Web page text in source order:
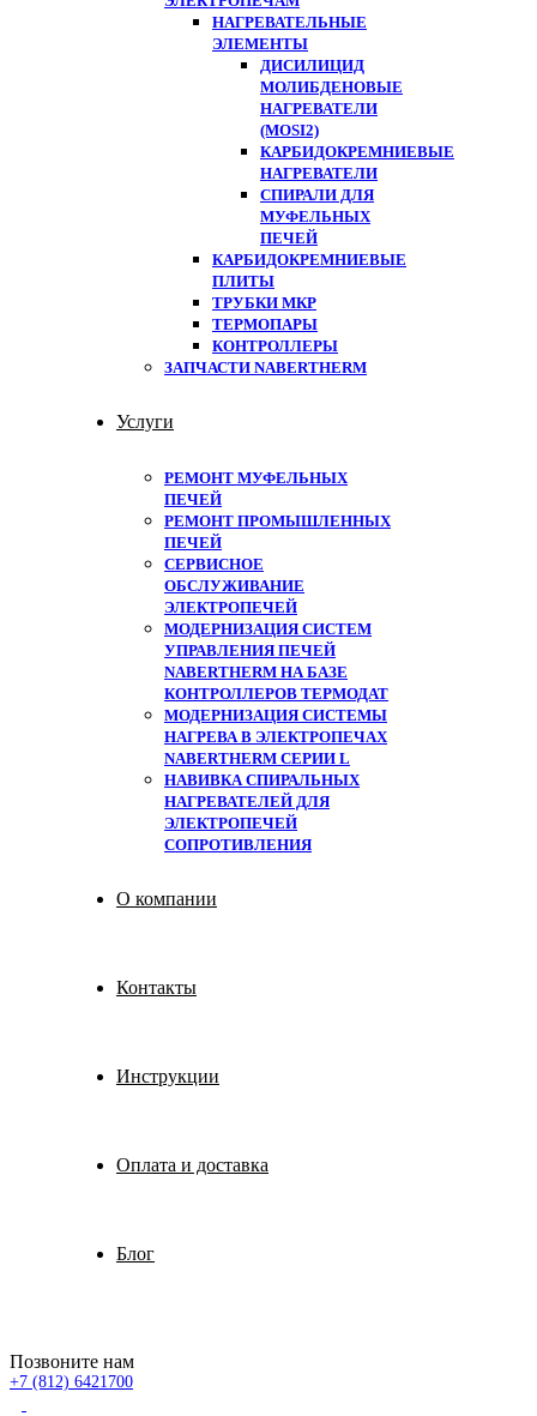
НАГРЕВАТЕЛЬНЫЕ
ЭЛЕМЕНТЫ
ДИСИЛИЦИД
МОЛИБДЕНОВЫЕ
НАГРЕВАТЕЛИ
(MOSI2)
КАРБИДОКРЕМНИЕВЫЕ
НАГРЕВАТЕЛИ
СПИРАЛИ ДЛЯ
МУФЕЛЬНЫХ
ПЕЧЕЙ
КАРБИДОКРЕМНИЕВЫЕ
ПЛИТЫ
ТРУБКИ МКР
ТЕРМОПАРЫ
КОНТРОЛЛЕРЫ
ЗАПЧАСТИ NABERTHERM
Услуги
РЕМОНТ МУФЕЛЬНЫХ
ПЕЧЕЙ
РЕМОНТ ПРОМЫШЛЕННЫХ
ПЕЧЕЙ
СЕРВИСНОЕ
ОБСЛУЖИВАНИЕ
ЭЛЕКТРОПЕЧЕЙ
МОДЕРНИЗАЦИЯ СИСТЕМ
УПРАВЛЕНИЯ ПЕЧЕЙ
NABERTHERM НА БАЗЕ
КОНТРОЛЛЕРОВ ТЕРМОДАТ
МОДЕРНИЗАЦИЯ СИСТЕМЫ
НАГРЕВА В ЭЛЕКТРОПЕЧАХ
NABERTHERM СЕРИИ L
НАВИВКА СПИРАЛЬНЫХ
НАГРЕВАТЕЛЕЙ ДЛЯ
ЭЛЕКТРОПЕЧЕЙ
СОПРОТИВЛЕНИЯ
О компании
Контакты
Инструкции
Оплата и доставка
Блог
Позвоните нам
+7 (812) 6421700